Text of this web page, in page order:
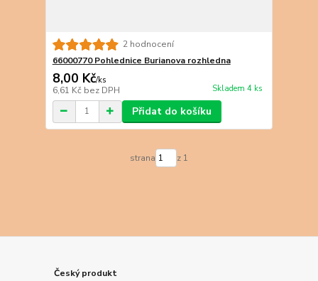
2 hodnocení
66000770 Pohlednice Burianova rozhledna
8,00 Kč/ks
6,61 Kč bez DPH Skladem 4 ks
Přidat do košíku
strana z 1
Český produkt